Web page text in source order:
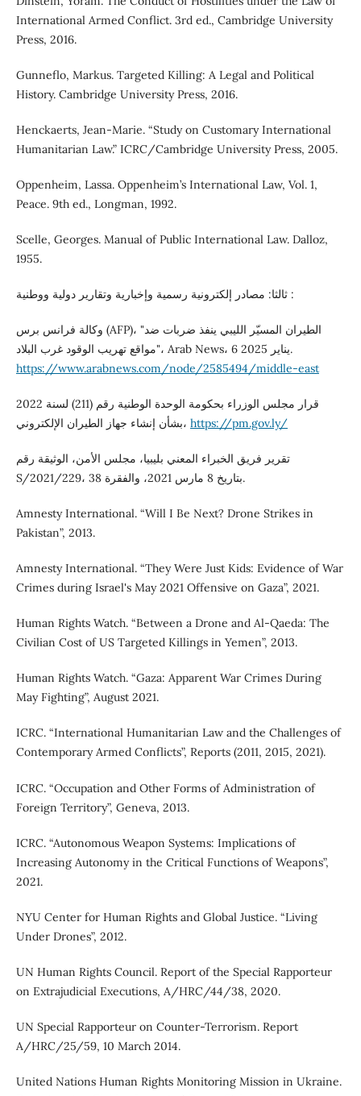
International Armed Conflict. 3rd ed., Cambridge University
Press, 2016.
Gunneflo, Markus. Targeted Killing: A Legal and Political
History. Cambridge University Press, 2016.
Henckaerts, Jean-Marie. “Study on Customary International
Humanitarian Law.” ICRC/Cambridge University Press, 2005.
Oppenheim, Lassa. Oppenheim’s International Law, Vol. 1,
Peace. 9th ed., Longman, 1992.
Scelle, Georges. Manual of Public International Law. Dalloz,
1955.
ثالثا: مصادر إلكترونية رسمية وإخبارية وتقارير دولية ووطنية :
وكالة فرانس برس (AFP)، "الطيران المسيّر الليبي ينفذ ضربات ضد
مواقع تهريب الوقود غرب البلاد"، Arab News، 6 يناير 2025.
https://www.arabnews.com/node/2585494/middle-east
قرار مجلس الوزراء بحكومة الوحدة الوطنية رقم (211) لسنة 2022
بشأن إنشاء جهاز الطيران الإلكتروني، https://pm.gov.ly/
تقرير فريق الخبراء المعني بليبيا، مجلس الأمن، الوثيقة رقم
S/2021/229، بتاريخ 8 مارس 2021، والفقرة 38.
Amnesty International. “Will I Be Next? Drone Strikes in
Pakistan”, 2013.
Amnesty International. “They Were Just Kids: Evidence of War
Crimes during Israel's May 2021 Offensive on Gaza”, 2021.
Human Rights Watch. “Between a Drone and Al-Qaeda: The
Civilian Cost of US Targeted Killings in Yemen”, 2013.
Human Rights Watch. “Gaza: Apparent War Crimes During
May Fighting”, August 2021.
ICRC. “International Humanitarian Law and the Challenges of
Contemporary Armed Conflicts”, Reports (2011, 2015, 2021).
ICRC. “Occupation and Other Forms of Administration of
Foreign Territory”, Geneva, 2013.
ICRC. “Autonomous Weapon Systems: Implications of
Increasing Autonomy in the Critical Functions of Weapons”,
2021.
NYU Center for Human Rights and Global Justice. “Living
Under Drones”, 2012.
UN Human Rights Council. Report of the Special Rapporteur
on Extrajudicial Executions, A/HRC/44/38, 2020.
UN Special Rapporteur on Counter-Terrorism. Report
A/HRC/25/59, 10 March 2014.
United Nations Human Rights Monitoring Mission in Ukraine.